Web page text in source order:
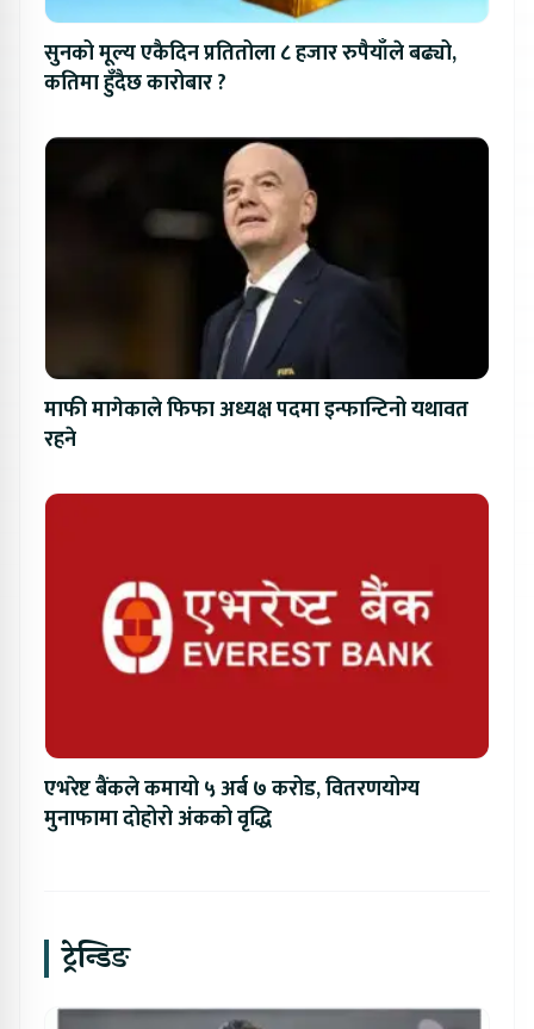
सुनको मूल्य एकैदिन प्रतितोला ८ हजार रुपैयाँले बढ्यो,
कतिमा हुँदैछ कारोबार ?
माफी मागेकाले फिफा अध्यक्ष पदमा इन्फान्टिनो यथावत
रहने
एभरेष्ट बैंकले कमायो ५ अर्ब ७ करोड, वितरणयोग्य
मुनाफामा दोहोरो अंकको वृद्धि
ट्रेन्डिङ